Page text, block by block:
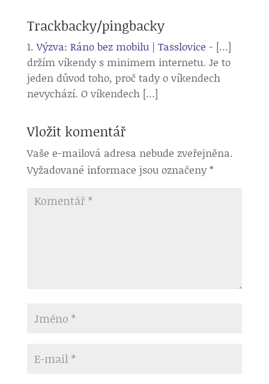
Trackbacky/pingbacky
Výzva: Ráno bez mobilu | Tasslovice - […]
držím víkendy s minimem internetu. Je to
jeden důvod toho, proč tady o víkendech
nevychází. O víkendech […]
Vložit komentář
Vaše e-mailová adresa nebude zveřejněna.
Vyžadované informace jsou označeny*